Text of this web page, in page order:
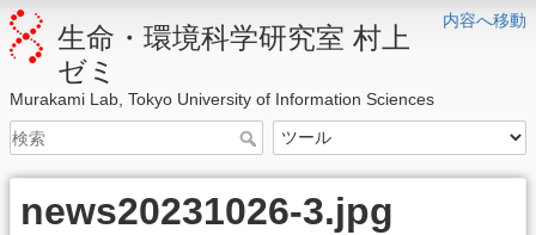
内容へ移動
生命・環境科学研究室 村上
ゼミ
Murakami Lab, Tokyo University of Information Sciences
news20231026-3.jpg